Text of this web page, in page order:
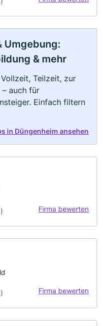
Umgebung:
& mehr
Teilzeit, zur
auch für
Einfach filtern
in Düngenheim ansehen
Firma bewerten
Firma bewerten